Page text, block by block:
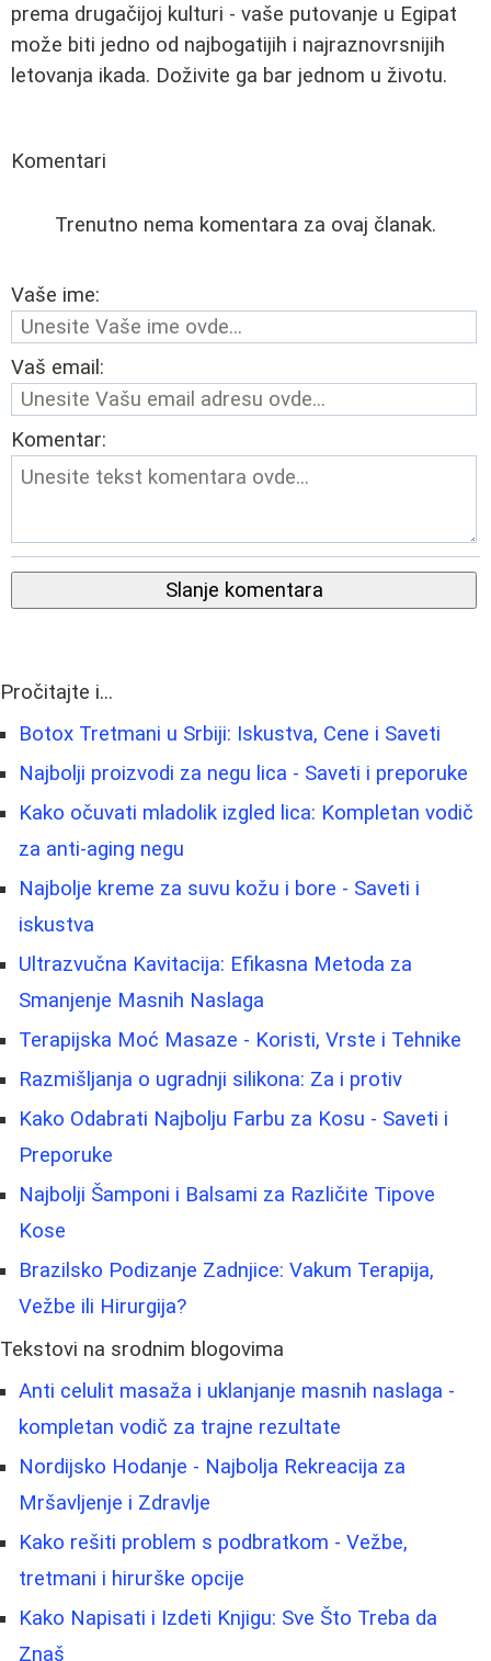
prema drugačijoj kulturi - vaše putovanje u Egipat
može biti jedno od najbogatijih i najraznovrsnijih
letovanja ikada. Doživite ga bar jednom u životu.
Komentari
Trenutno nema komentara za ovaj članak.
Vaše ime:
Vaš email:
Komentar:
Slanje komentara
Pročitajte i...
Botox Tretmani u Srbiji: Iskustva, Cene i Saveti
Najbolji proizvodi za negu lica - Saveti i preporuke
Kako očuvati mladolik izgled lica: Kompletan vodič
za anti-aging negu
Najbolje kreme za suvu kožu i bore - Saveti i
iskustva
Ultrazvučna Kavitacija: Efikasna Metoda za
Smanjenje Masnih Naslaga
Terapijska Moć Masaze - Koristi, Vrste i Tehnike
Razmišljanja o ugradnji silikona: Za i protiv
Kako Odabrati Najbolju Farbu za Kosu - Saveti i
Preporuke
Najbolji Šamponi i Balsami za Različite Tipove
Kose
Brazilsko Podizanje Zadnjice: Vakum Terapija,
Vežbe ili Hirurgija?
Tekstovi na srodnim blogovima
Anti celulit masaža i uklanjanje masnih naslaga -
kompletan vodič za trajne rezultate
Nordijsko Hodanje - Najbolja Rekreacija za
Mršavljenje i Zdravlje
Kako rešiti problem s podbratkom - Vežbe,
tretmani i hirurške opcije
Kako Napisati i Izdeti Knjigu: Sve Što Treba da
Znaš